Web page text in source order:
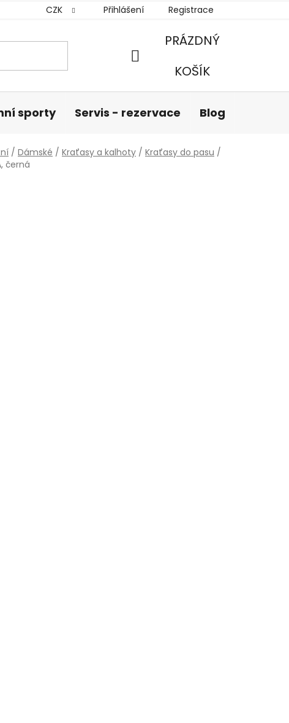
CZK Přihlášení Registrace
NÁKUPNÍ
PRÁZDNÝ
KOŠÍK
sporty Servis - rezervace Blog
/ Dámské / Kraťasy a kalhoty / Kraťasy do pasu /
černá